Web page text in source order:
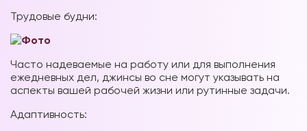
Трудовые будни:
Часто надеваемые на работу или для выполнения
ежедневных дел, джинсы во сне могут указывать на
аспекты вашей рабочей жизни или рутинные задачи.
Адаптивность: